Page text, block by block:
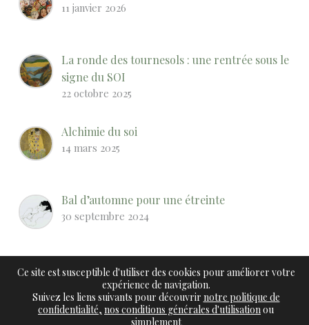
11 janvier 2026
La ronde des tournesols : une rentrée sous le
signe du SOI
22 octobre 2025
Alchimie du soi
14 mars 2025
Bal d’automne pour une étreinte
30 septembre 2024
Notre SOI est indestructible
7 juin 2024
Ce site est susceptible d'utiliser des cookies pour améliorer votre
expérience de navigation.
Suivez les liens suivants pour découvrir notre politique de
confidentialité, nos conditions générales d'utilisationou
simplement